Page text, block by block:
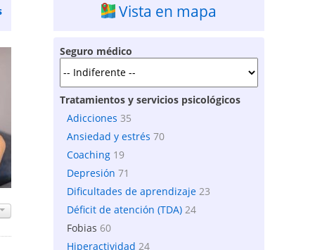
Vista en mapa
Seguro médico
Tratamientos y servicios psicológicos
Adicciones 35
Ansiedad y estrés 70
Coaching 19
Depresión 71
Dificultades de aprendizaje 23
Déficit de atención (TDA) 24
Fobias 60
Hiperactividad 24